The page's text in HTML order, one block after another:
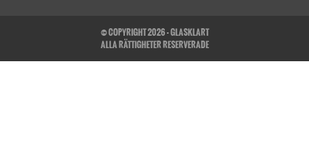
© COPYRIGHT 2026 - GLASKLART
ALLA RÄTTIGHETER RESERVERADE